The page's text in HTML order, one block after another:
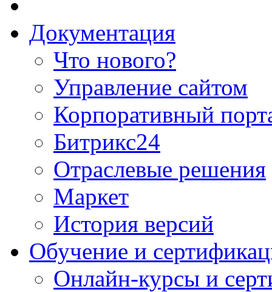
Документация
Что нового?
Управление сайтом
Корпоративный
Битрикс24
Отраслевые решения
Маркет
История версий
Обучение и
Онлайн-курсы и